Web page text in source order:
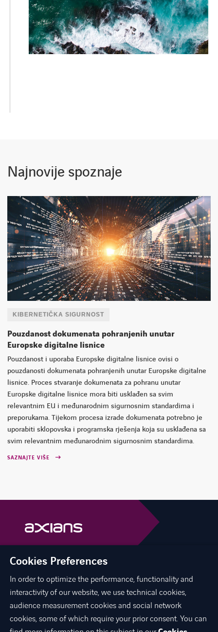
Najnovije spoznaje
KIBERNETIČKA SIGURNOST
Pouzdanost dokumenata pohranjenih unutar
Europske digitalne lisnice
Pouzdanost i uporaba Europske digitalne lisnice ovisi o
pouzdanosti dokumenata pohranjenih unutar Europske digitalne
lisnice. Proces stvaranje dokumenata za pohranu unutar
Europske digitalne lisnice mora biti usklađen sa svim
relevantnim EU i međunarodnim sigurnosnim standardima i
preporukama. Tijekom procesa izrade dokumenata potrebno je
uporabiti sklopovska i programska rješenja koja su usklađena sa
svim relevantnim međunarodnim sigurnosnim standardima.
SAZNAJTE VIŠE
O NAMA
Cookies Preferences
In order to optimize the performance, functionality and
interactivity of our website, we use technical cookies,
audience measurement cookies and social network
cookies, some of which require your prior consent. You can